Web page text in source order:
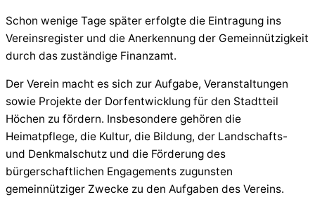
Schon wenige Tage später erfolgte die Eintragung ins
Vereinsregister und die Anerkennung der Gemeinnützigkeit
durch das zuständige Finanzamt.
Der Verein macht es sich zur Aufgabe, Veranstaltungen
sowie Projekte der Dorfentwicklung für den Stadtteil
Höchen zu fördern. Insbesondere gehören die
Heimatpflege, die Kultur, die Bildung, der Landschafts-
und Denkmalschutz und die Förderung des
bürgerschaftlichen Engagements zugunsten
gemeinnütziger Zwecke zu den Aufgaben des Vereins.